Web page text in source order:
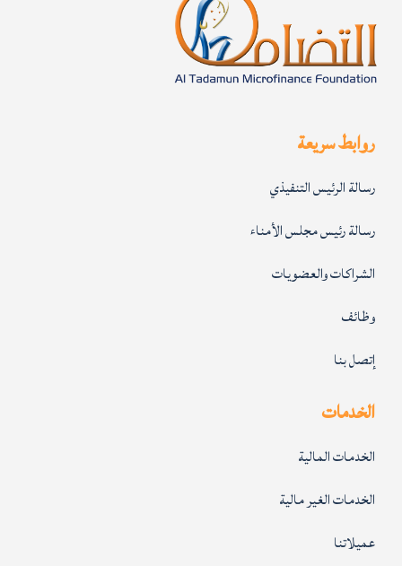
روابط سريعة
رسالة الرئيس التنفيذي
رسالة رئيس مجلس الأمناء
الشراكات والعضويات
وظائف
إتصل بنا
الخدمات
الخدمات المالية
الخدمات الغير مالية
عميلاتنا